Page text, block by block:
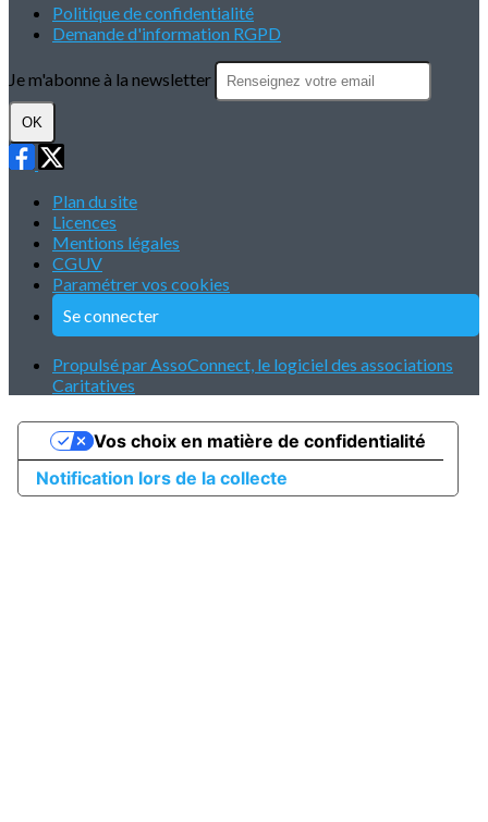
Politique de confidentialité
Demande d'information RGPD
Je m'abonne à la newsletter
OK
Plan du site
Licences
Mentions légales
CGUV
Paramétrer vos cookies
Se connecter
Propulsé par AssoConnect, le logiciel des associations
Caritatives
Notification lors de la collecte
Vos choix en matière de confidentialité